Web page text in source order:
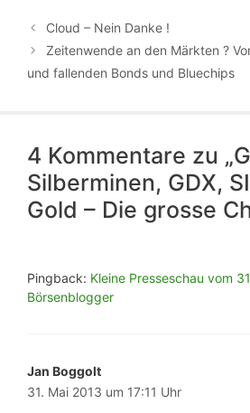
Cloud – Nein Danke !
Zeitenwende an den Märkten ?
und fallenden Bonds und Bluechips
4 Kommentare zu
Silberminen, GDX,
Gold – Die grosse
Pingback: Kleine Presseschau vom
Börsenblogger
Jan Boggolt
31. Mai 2013 um 17:11 Uhr